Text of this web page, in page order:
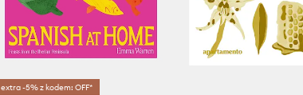
extra -5% z kodem: OFF*